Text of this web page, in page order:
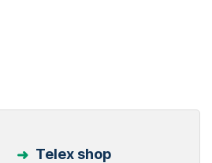
Telex shop